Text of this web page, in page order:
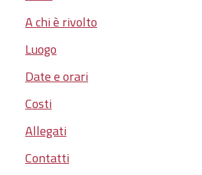
A chi è rivolto
Luogo
Date e orari
Costi
Allegati
Contatti